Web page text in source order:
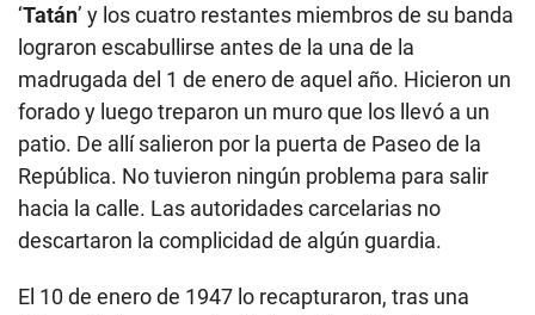
‘Tatán’ y los cuatro restantes miembros de su banda
lograron escabullirse antes de la una de la
madrugada del 1 de enero de aquel año. Hicieron un
forado y luego treparon un muro que los llevó a un
patio. De allí salieron por la puerta de Paseo de la
República. No tuvieron ningún problema para salir
hacia la calle. Las autoridades carcelarias no
descartaron la complicidad de algún guardia.
El 10 de enero de 1947 lo recapturaron, tras una